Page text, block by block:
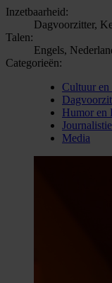
Inzetbaarheid:
Dagvoorzitter,
Talen:
Engels,
Categorieën:
Cultuur en
Humor en
Media